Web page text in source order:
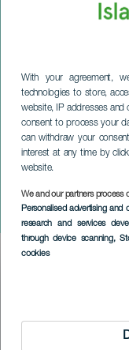
With your agreement,
technologies to store,
website, IP addresses and
consent to process your
can withdraw your
interest at any time by
website.
We and our partners process
Personalised advertising
research and services
through device scanning,
cookies
Boże
LA PALMA
Imagen